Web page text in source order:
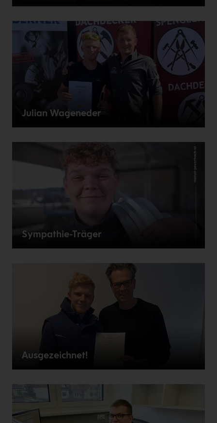
Julian Wageneder
Sympathie-Träger
Ausgezeichnet!